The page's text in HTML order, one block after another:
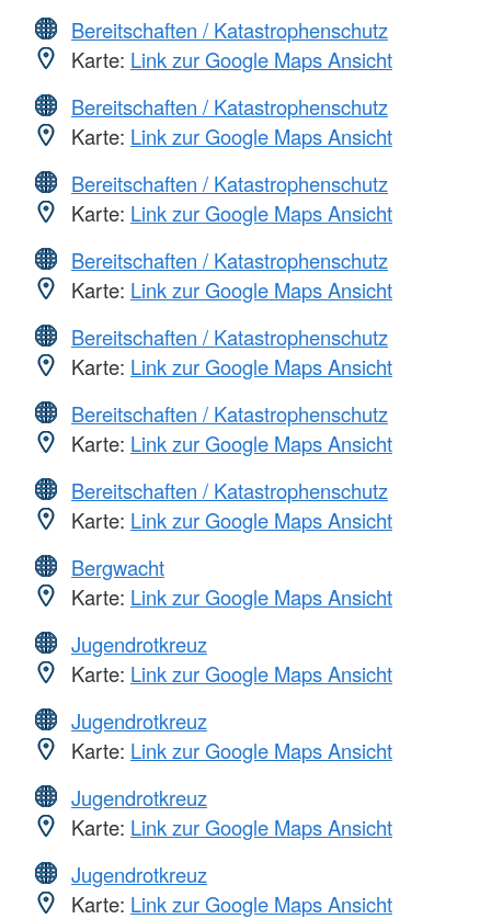
Bereitschaften / Katastrophenschutz
Karte: Link zur Google Maps Ansicht
Bereitschaften / Katastrophenschutz
Karte: Link zur Google Maps Ansicht
Bereitschaften / Katastrophenschutz
Karte: Link zur Google Maps Ansicht
Bereitschaften / Katastrophenschutz
Karte: Link zur Google Maps Ansicht
Bereitschaften / Katastrophenschutz
Karte: Link zur Google Maps Ansicht
Bereitschaften / Katastrophenschutz
Karte: Link zur Google Maps Ansicht
Bereitschaften / Katastrophenschutz
Karte: Link zur Google Maps Ansicht
Bergwacht
Karte: Link zur Google Maps Ansicht
Jugendrotkreuz
Karte: Link zur Google Maps Ansicht
Jugendrotkreuz
Karte: Link zur Google Maps Ansicht
Jugendrotkreuz
Karte: Link zur Google Maps Ansicht
Jugendrotkreuz
Karte: Link zur Google Maps Ansicht